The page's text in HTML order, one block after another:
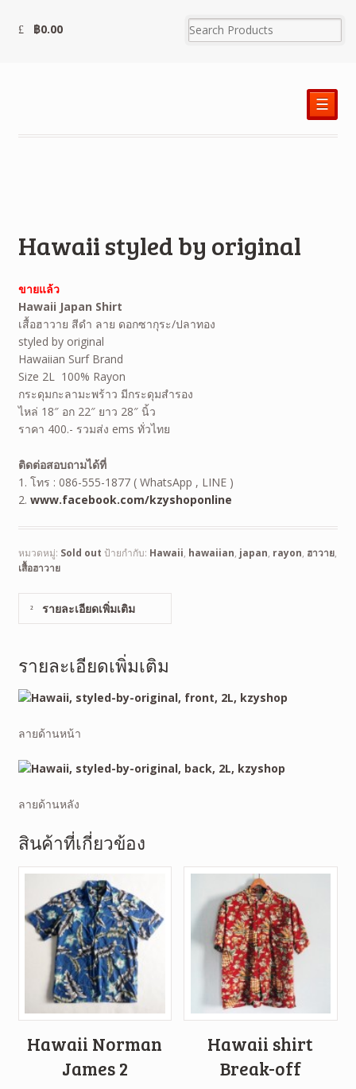
฿0.00
☰
Hawaii styled by original
ขายแล้ว
Hawaii Japan Shirt
เสื้อฮาวาย สีดำ ลาย ดอกซากุระ/ปลาทอง
styled by original
Hawaiian Surf Brand
Size 2L 100% Rayon
กระดุมกะลามะพร้าว มีกระดุมสำรอง
ไหล่ 18″ อก 22″ ยาว 28″ นิ้ว
ราคา 400.- รวมส่ง ems ทั่วไทย
ติดต่อสอบถามได้ที่
1. โทร : 086-555-1877 ( WhatsApp , LINE )
2. www.facebook.com/kzyshoponline
หมวดหมู่: Sold out ป้ายกำกับ: Hawaii, hawaiian, japan, rayon, ฮาวาย,
เสื้อฮาวาย
รายละเอียดเพิ่มเติม
รายละเอียดเพิ่มเติม
ลายด้านหน้า
ลายด้านหลัง
สินค้าที่เกี่ยวข้อง
Hawaii Norman
James 2
Hawaii shirt
Break-off